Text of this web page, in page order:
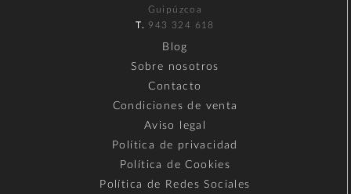
Guipúzcoa
T. 943 324 618
Blog
Sobre nosotros
Contacto
Condiciones de venta
Aviso legal
Política de privacidad
Política de Cookies
Política de Redes Sociales